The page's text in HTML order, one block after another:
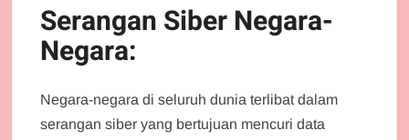
Serangan Siber Negara-
Negara:
Negara-negara di seluruh dunia terlibat dalam
serangan siber yang bertujuan mencuri data